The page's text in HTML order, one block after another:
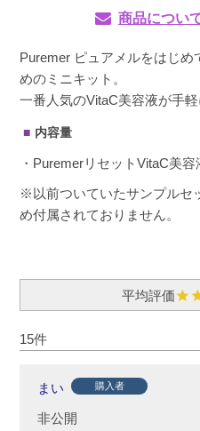
商品につい
Puremer ピュアメルをはじ
めのミニキット。
一番人気のVitaC美容液が手
内容量
・PuremerリセットVitaC美容
※以前ついていたサンプルセ
め付属されておりません。
15
まい 購入者
非公開